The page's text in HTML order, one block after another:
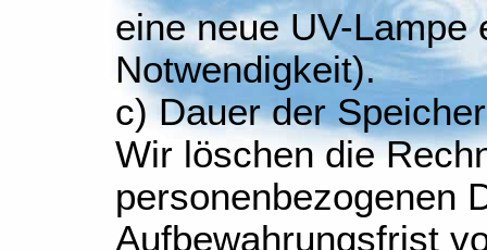
eine neue UV-Lampe
Notwendigkeit).
c) Dauer der
Wir löschen die
personenbezogenen
Aufbewahrungsfrist